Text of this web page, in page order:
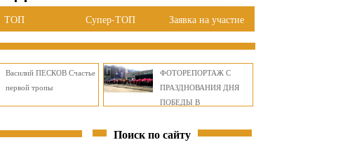
ТОП Супер-ТОП Заявка на участие
Василий ПЕСКОВ Счастье
первой тропы
ФОТОРЕПОРТАЖ С
ПРАЗДНОВАНИЯ ДНЯ
ПОБЕДЫ В
ОКРУГЕ БРАТСКА
Поиск по сайту